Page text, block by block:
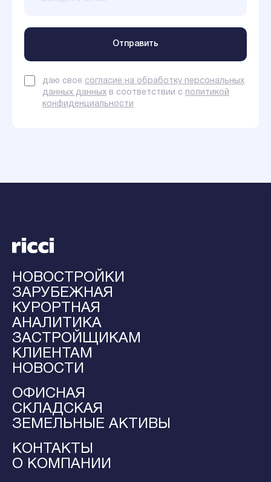
даю свое согласие на обработку персональных
данных данных в соответствии с политикой
конфиденциальности
НОВОСТРОЙКИ
ЗАРУБЕЖНАЯ
КУРОРТНАЯ
АНАЛИТИКА
ЗАСТРОЙЩИКАМ
КЛИЕНТАМ
НОВОСТИ
ОФИСНАЯ
СКЛАДСКАЯ
ЗЕМЕЛЬНЫЕ АКТИВЫ
КОНТАКТЫ
О КОМПАНИИ